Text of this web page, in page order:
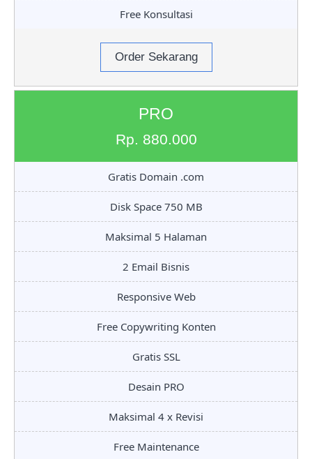
Free Konsultasi
Order Sekarang
PRO
Rp. 880.000
Gratis Domain .com
Disk Space 750 MB
Maksimal 5 Halaman
2 Email Bisnis
Responsive Web
Free Copywriting Konten
Gratis SSL
Desain PRO
Maksimal 4 x Revisi
Free Maintenance